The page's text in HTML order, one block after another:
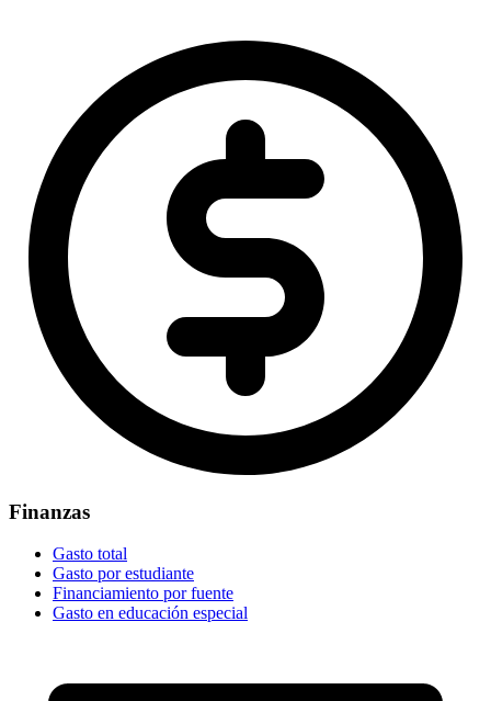
Finanzas
Gasto total
Gasto por estudiante
Financiamiento por fuente
Gasto en educación especial